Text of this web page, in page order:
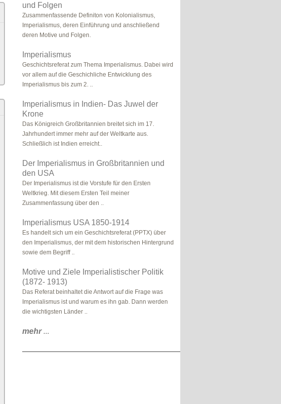
und Folgen
Zusammenfassende Definiton von Kolonialismus,
Imperialismus, deren Einführung und anschließend
deren Motive und Folgen.
Imperialismus
Geschichtsreferat zum Thema Imperialismus. Dabei wird
vor allem auf die Geschichliche Entwicklung des
Imperialismus bis zum 2. ..
Imperialismus in Indien- Das Juwel der
Krone
Das Königreich Großbritannien breitet sich im 17.
Jahrhundert immer mehr auf der Weltkarte aus.
Schließlich ist Indien erreicht..
Der Imperialismus in Großbritannien und
den USA
Der Imperialismus ist die Vorstufe für den Ersten
Weltkrieg. Mit diesem Ersten Teil meiner
Zusammenfassung über den ..
Imperialismus USA 1850-1914
Es handelt sich um ein Geschichtsreferat (PPTX) über
den Imperialismus, der mit dem historischen Hintergrund
sowie dem Begriff ..
Motive und Ziele Imperialistischer Politik
(1872- 1913)
Das Referat beinhaltet die Antwort auf die Frage was
Imperialismus ist und warum es ihn gab. Dann werden
die wichtigsten Länder ..
mehr...